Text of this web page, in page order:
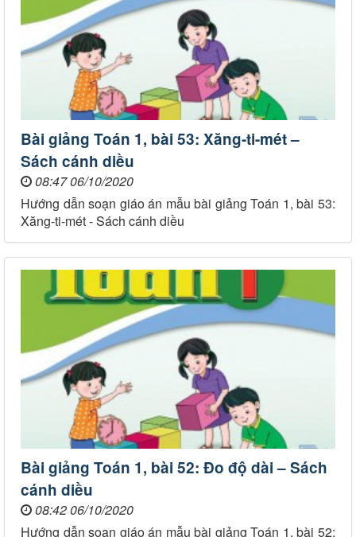
Bài giảng Toán 1, bài 53: Xăng-ti-mét –
Sách cánh diều
08:47 06/10/2020
Hướng dẫn soạn giáo án mẫu bài giảng Toán 1, bài 53:
Xăng-ti-mét - Sách cánh diều
Bài giảng Toán 1, bài 52: Đo độ dài – Sách
cánh diều
08:42 06/10/2020
Hướng dẫn soạn giáo án mẫu bài giảng Toán 1, bài 52: